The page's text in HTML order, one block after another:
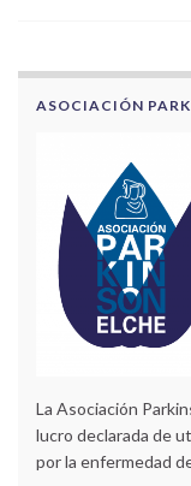
ASOCIACIÓN
La Asociación
lucro declarada de
por la enfermedad